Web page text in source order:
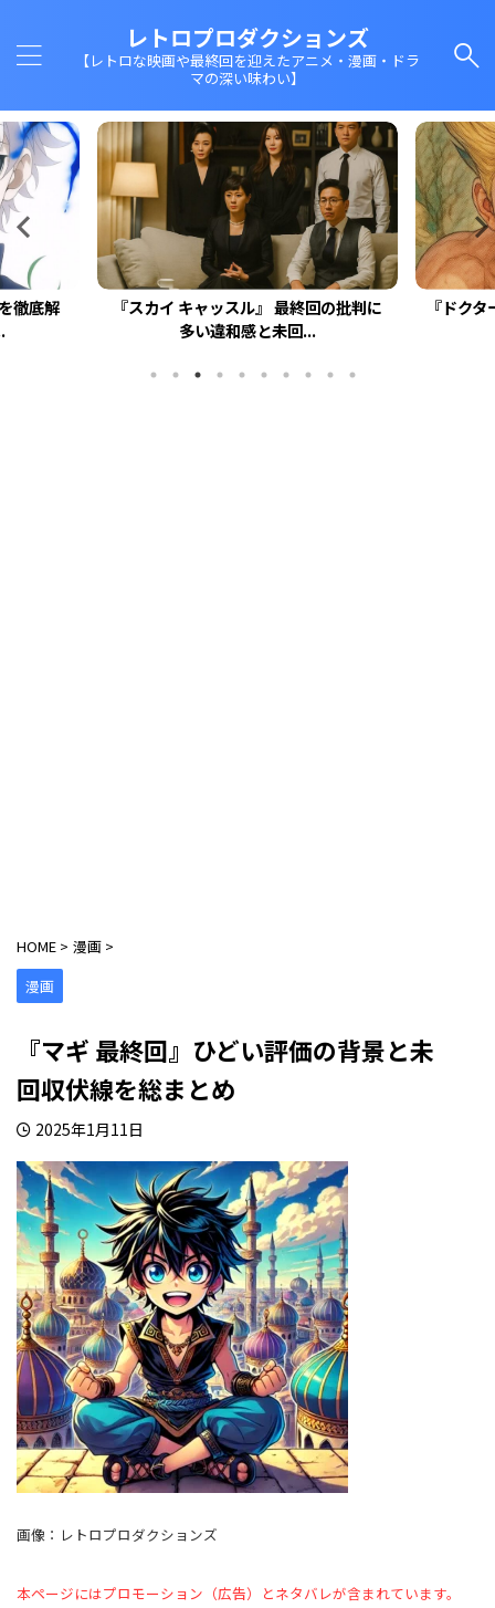
レトロプロダクションズ
【レトロな映画や最終回を迎えたアニメ・漫画・ドラ
マの深い味わい】
徹底解
『スカイ キャッスル』 最終回の批判に
多い違和感と未回...
『ドク
HOME > 漫画 >
漫画
『マギ 最終回』ひどい評価の背景と未
回収伏線を総まとめ
2025年1月11日
画像：レトロプロダクションズ
本ページにはプロモーション（広告）とネタバレが含まれています。